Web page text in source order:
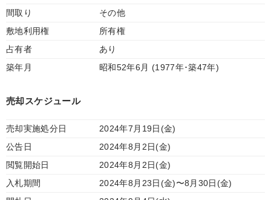
間取り
その他
敷地利用権
所有権
占有者
あり
築年月
昭和52年6月 (1977年･築47年)
売却スケジュール
売却実施処分日
2024年7月19日(金)
公告日
2024年8月2日(金)
閲覧開始日
2024年8月2日(金)
入札期間
2024年8月23日(金)〜8月30日(金)